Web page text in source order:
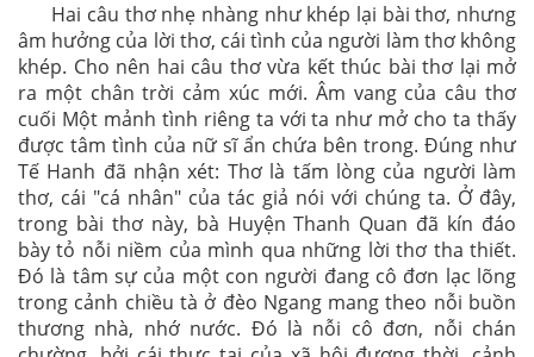
Hai câu thơ nhẹ nhàng như khép lại bài thơ, nhưng
âm hưởng của lời thơ, cái tình của người làm thơ không
khép. Cho nên hai câu thơ vừa kết thúc bài thơ lại mở
ra một chân trời cảm xúc mới. Âm vang của câu thơ
cuối Một mảnh tình riêng ta với ta như mở cho ta thấy
được tâm tình của nữ sĩ ẩn chứa bên trong. Đúng như
Tế Hanh đã nhận xét: Thơ là tấm lòng của người làm
thơ, cái "cá nhân" của tác giả nói với chúng ta. Ở đây,
trong bài thơ này, bà Huyện Thanh Quan đã kín đáo
bày tỏ nỗi niềm của mình qua những lời thơ tha thiết.
Đó là tâm sự của một con người đang cô đơn lạc lõng
trong cảnh chiều tà ở đèo Ngang mang theo nỗi buồn
thương nhà, nhớ nước. Đó là nỗi cô đơn, nỗi chán